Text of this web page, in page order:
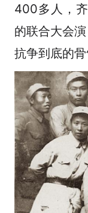
400多人，
的联合大会
抗争到底的骨